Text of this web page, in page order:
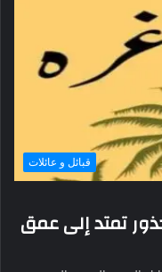
قبائل و عائلات
تمتد إلى عمق